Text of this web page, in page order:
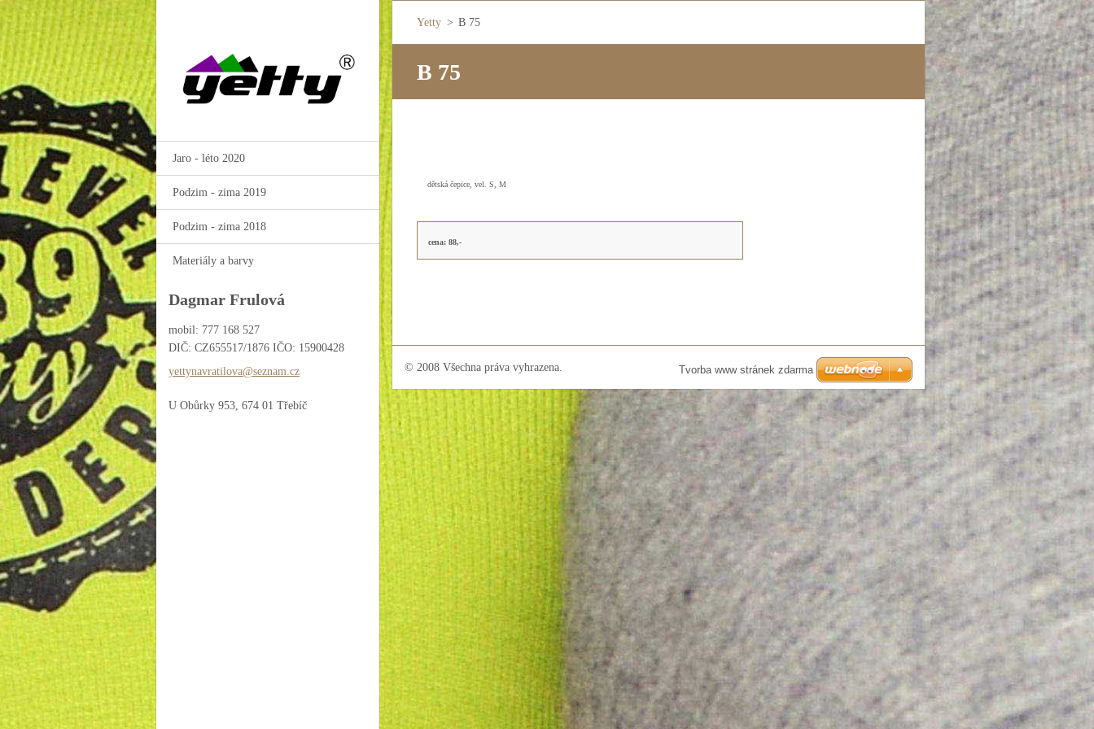
Jaro - léto 2020
Podzim - zima 2019
Podzim - zima 2018
Materiály a barvy
Dagmar Frulová
mobil: 777 168 527
DIČ: CZ655517/1876 IČO: 15900428
yettynavratilova@seznam. cz
U Obůrky 953, 674 01 Třebíč
Yetty > B 75
B 75
dětská čepice, vel. S, M
cena: 88,-
© 2008 Všechna práva vyhrazena. Tvorba www stránek zdarma